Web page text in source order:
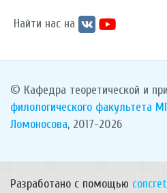
Найти нас на
© Кафедра теоретической и
филологического факультета
Ломоносова, 2017-2026
Разработано с помощью